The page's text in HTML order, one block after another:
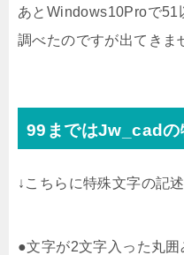
あとWindows10Proで51
調べたのですが出てきま
99まではJw_cadの
↓こちらに特殊文字の記
●文字が2文字入った丸